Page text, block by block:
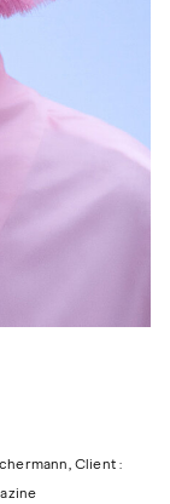
Client :